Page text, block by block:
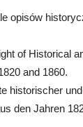
opisów
of Historical
and 1860.
historischer
den Jahren